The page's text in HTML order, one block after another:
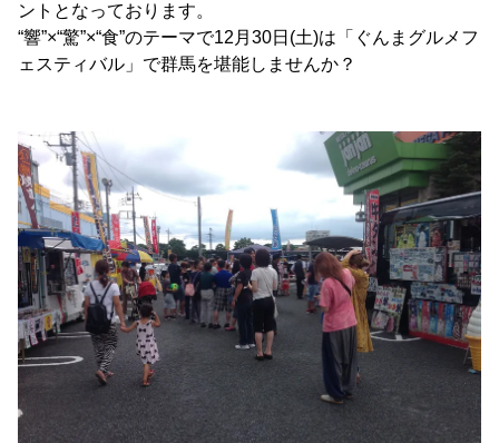
ントとなっております。
“響”×“驚”×“食”のテーマで12月30日(土)は「ぐんまグルメフ
ェスティバル」で群馬を堪能しませんか？